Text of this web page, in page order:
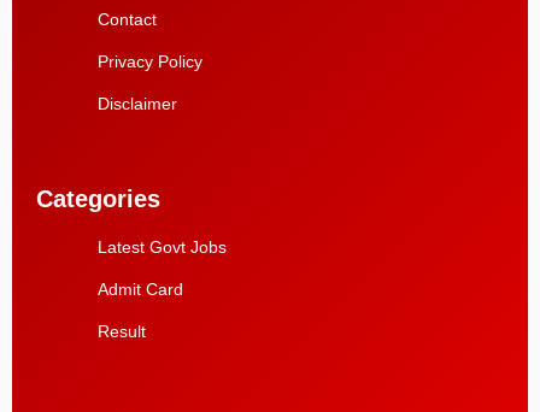
Contact
Privacy Policy
Disclaimer
Categories
Latest Govt Jobs
Admit Card
Result